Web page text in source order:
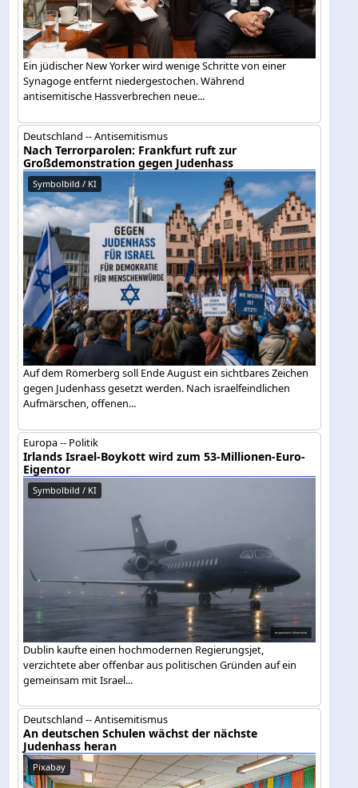
Ein jüdischer New Yorker wird wenige Schritte von einer
Synagoge entfernt niedergestochen. Während
antisemitische Hassverbrechen neue...
Deutschland -- Antisemitismus
Nach Terrorparolen: Frankfurt ruft zur
Großdemonstration gegen Judenhass
Symbolbild / KI
Auf dem Römerberg soll Ende August ein sichtbares Zeichen
gegen Judenhass gesetzt werden. Nach israelfeindlichen
Aufmärschen, offenen...
Europa -- Politik
Irlands Israel-Boykott wird zum 53-Millionen-Euro-
Eigentor
Symbolbild / KI
Dublin kaufte einen hochmodernen Regierungsjet,
verzichtete aber offenbar aus politischen Gründen auf ein
gemeinsam mit Israel...
Deutschland -- Antisemitismus
An deutschen Schulen wächst der nächste
Judenhass heran
Pixabay